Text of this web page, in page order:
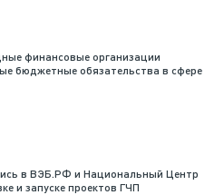
финансовые организации
бюджетные обязательства в сфере
в ВЭБ.РФ и Национальный Центр
и запуске проектов ГЧП